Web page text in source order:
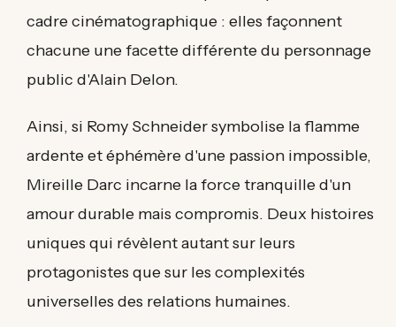
cadre cinématographique : elles façonnent
chacune une facette différente du personnage
public d'Alain Delon.
Ainsi, si Romy Schneider symbolise la flamme
ardente et éphémère d'une passion impossible,
Mireille Darc incarne la force tranquille d'un
amour durable mais compromis. Deux histoires
uniques qui révèlent autant sur leurs
protagonistes que sur les complexités
universelles des relations humaines.